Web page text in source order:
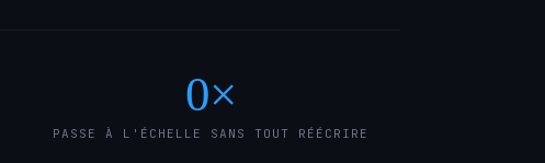
0×
PASSE À L'ÉCHELLE SANS TOUT RÉÉCRIRE